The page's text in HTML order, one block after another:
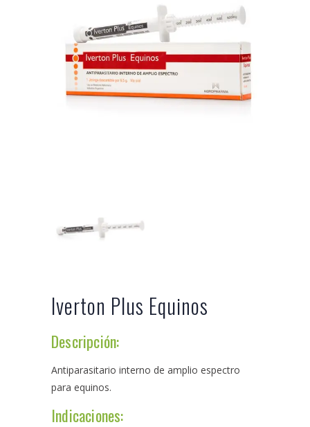
Iverton Plus Equinos
Descripción:
Antiparasitario interno de amplio espectro
para equinos.
Indicaciones: